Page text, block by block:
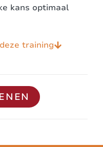
kans optimaal
training